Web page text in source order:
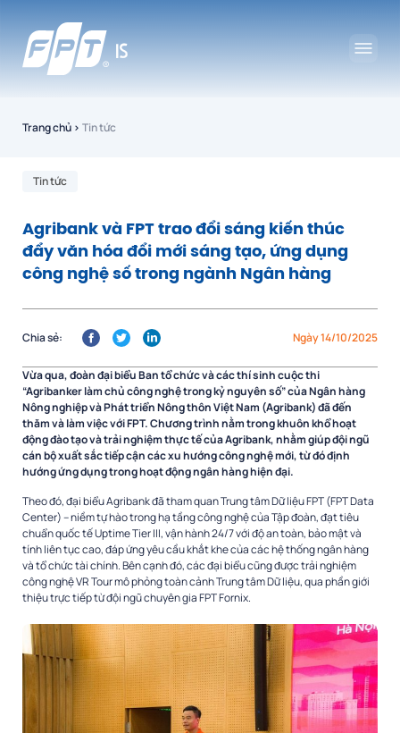
Trang chủ › Tin tức
Tin tức
Agribank và FPT trao đổi sáng kiến thúc
đẩy văn hóa đổi mới sáng tạo, ứng dụng
công nghệ số trong ngành Ngân hàng
Ngày 14/10/2025
Chia sẻ:
Vừa qua, đoàn đại biểu Ban tổ chức và các thí sinh cuộc thi
“Agribanker làm chủ công nghệ trong kỷ nguyên số” của Ngân hàng
Nông nghiệp và Phát triển Nông thôn Việt Nam (Agribank) đã đến
thăm và làm việc với FPT. Chương trình nằm trong khuôn khổ hoạt
động đào tạo và trải nghiệm thực tế của Agribank, nhằm giúp đội ngũ
cán bộ xuất sắc tiếp cận các xu hướng công nghệ mới, từ đó định
hướng ứng dụng trong hoạt động ngân hàng hiện đại.
Theo đó, đại biểu Agribank đã tham quan Trung tâm Dữ liệu FPT (FPT Data
Center) – niềm tự hào trong hạ tầng công nghệ của Tập đoàn, đạt tiêu
chuẩn quốc tế Uptime Tier III, vận hành 24/7 với độ an toàn, bảo mật và
tính liên tục cao, đáp ứng yêu cầu khắt khe của các hệ thống ngân hàng
và tổ chức tài chính. Bên cạnh đó, các đại biểu cũng được trải nghiệm
công nghệ VR Tour mô phỏng toàn cảnh Trung tâm Dữ liệu, qua phần giới
thiệu trực tiếp từ đội ngũ chuyên gia FPT Fornix.